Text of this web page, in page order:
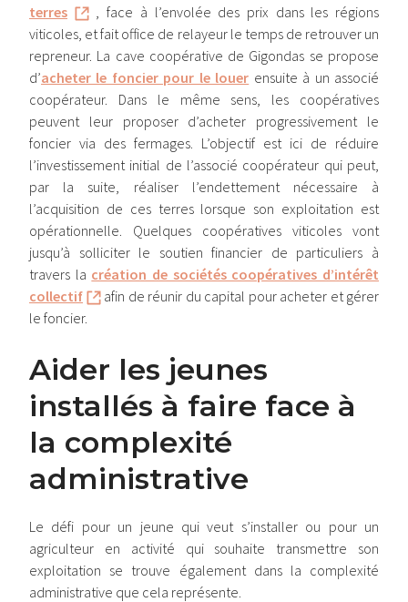
terres
, face à l’envolée des prix dans les régions
viticoles, et fait office de relayeur le temps de retrouver un
repreneur. La cave coopérative de Gigondas se propose
d’acheter le foncier pour le louer ensuite à un associé
coopérateur. Dans le même sens, les coopératives
peuvent leur proposer d’acheter progressivement le
foncier via des fermages. L’objectif est ici de réduire
l’investissement initial de l’associé coopérateur qui peut,
par la suite, réaliser l’endettement nécessaire à
l’acquisition de ces terres lorsque son exploitation est
opérationnelle. Quelques coopératives viticoles vont
jusqu’à solliciter le soutien financier de particuliers à
travers la création de sociétés coopératives d’intérêt
collectif
afin de réunir du capital pour acheter et gérer
le foncier.
Aider les jeunes
installés à faire face à
la complexité
administrative
Le défi pour un jeune qui veut s’installer ou pour un
agriculteur en activité qui souhaite transmettre son
exploitation se trouve également dans la complexité
administrative que cela représente.